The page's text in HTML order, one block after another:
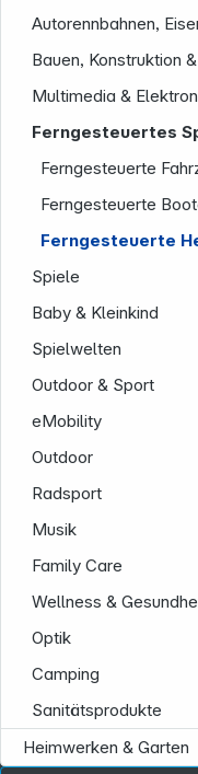
Autorennbahnen,
Bauen, Konstruktion
Multimedia &
Ferngesteuertes
Ferngesteuerte
Ferngesteuerte
Ferngesteuerte
Spiele
Baby & Kleinkind
Spielwelten
Outdoor & Sport
eMobility
Outdoor
Radsport
Musik
Family Care
Wellness &
Optik
Camping
Sanitätsprodukte
Heimwerken & Garten
Service